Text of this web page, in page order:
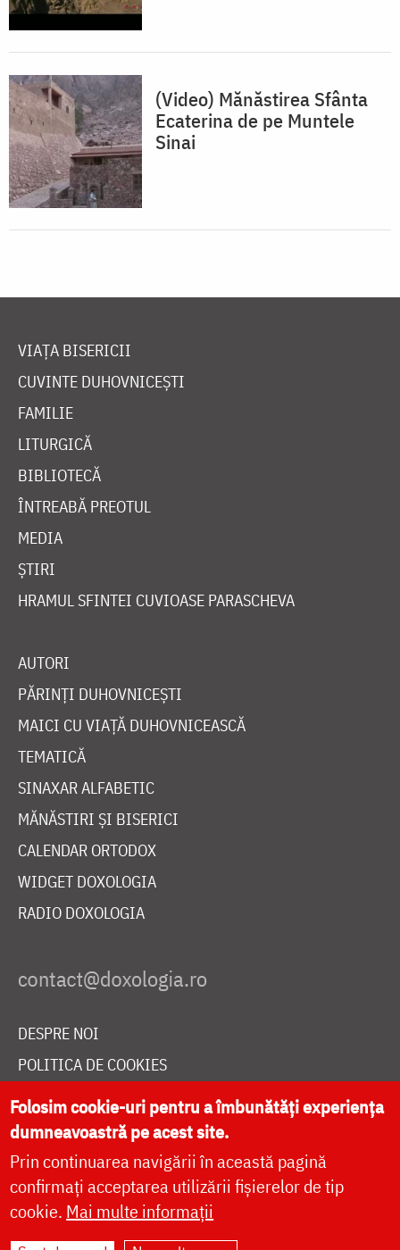
(Video) Mănăstirea Sfânta
Ecaterina de pe Muntele
Sinai
VIAȚA BISERICII
CUVINTE DUHOVNICEȘTI
FAMILIE
LITURGICĂ
BIBLIOTECĂ
ÎNTREABĂ PREOTUL
MEDIA
ȘTIRI
HRAMUL SFINTEI CUVIOASE PARASCHEVA
AUTORI
PĂRINȚI DUHOVNICEȘTI
MAICI CU VIAȚĂ DUHOVNICEASCĂ
TEMATICĂ
SINAXAR ALFABETIC
MĂNĂSTIRI ȘI BISERICI
CALENDAR ORTODOX
WIDGET DOXOLOGIA
RADIO DOXOLOGIA
DESPRE NOI
POLITICA DE COOKIES
DONEAZĂ ONLINE PENTRU CATEDRALA NAȚIONALĂ
LIVE
Folosim cookie-uri pentru a îmbunătăți experiența
dumneavoastră pe acest site.
Prin continuarea navigării în această pagină
confirmați acceptarea utilizării fișierelor de tip
cookie. Mai multe informații